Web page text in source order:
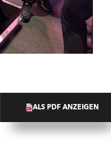
ALS PDF ANZEIGEN